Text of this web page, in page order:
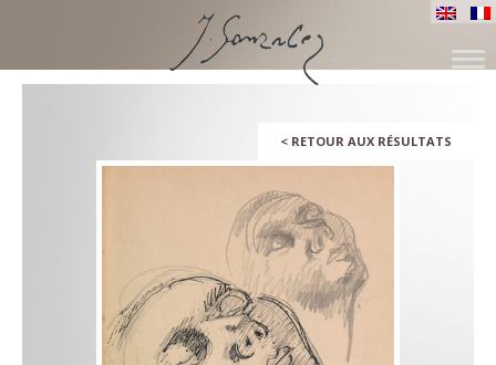
ALLER
< RETOUR AUX RÉSULTATS